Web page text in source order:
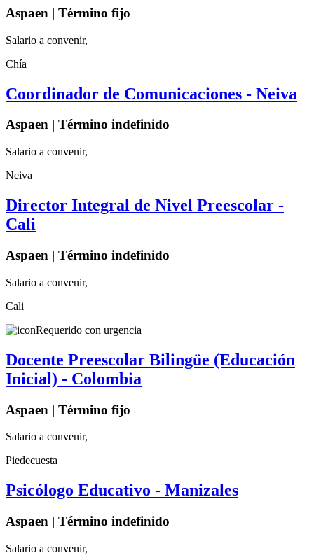
Aspaen | Término fijo
Salario a convenir,
Chía
Coordinador de Comunicaciones - Neiva
Aspaen | Término indefinido
Salario a convenir,
Neiva
Director Integral de Nivel Preescolar -
Cali
Aspaen | Término indefinido
Salario a convenir,
Cali
Requerido con urgencia
Docente Preescolar Bilingüe (Educación
Inicial) - Colombia
Aspaen | Término fijo
Salario a convenir,
Piedecuesta
Psicólogo Educativo - Manizales
Aspaen | Término indefinido
Salario a convenir,